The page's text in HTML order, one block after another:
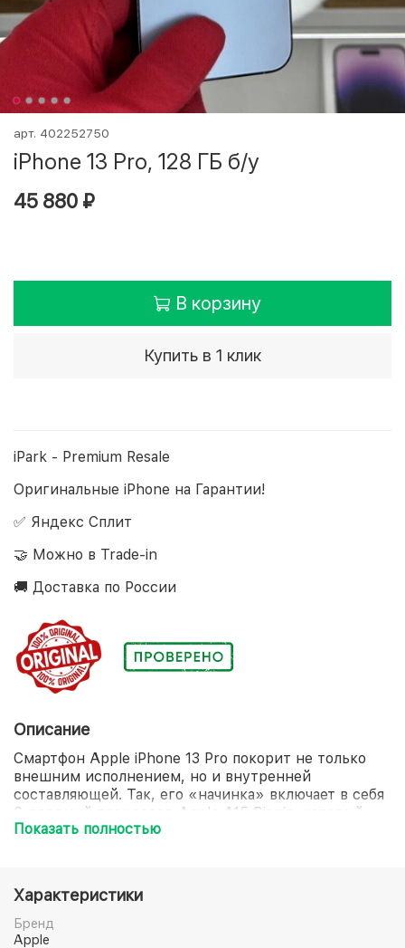
арт. 402252750
iPhone 13 Pro, 128 ГБ б/у
45 880 ₽
В корзину
Купить в 1 клик
iPark - Premium Resale
Оригинальные iPhone на Гарантии!
✅ Яндекс Сплит
🤝 Можно в Trade-in
🚚 Доставка по России
Описание
Смартфон Apple iPhone 13 Pro покорит не только
внешним исполнением, но и внутренней
составляющей. Так, его «начинка» включает в себя
6-ядерный процессор Apple A15 Bionic, который
стоит на страже молниеносной загрузки любого
качество графики, но и устойчивость к
преждевременному образованию повреждений.
Отдельного внимания достойна и система защиты
смартфона Apple iPhone 13 Pro, представленная
Показать полностью
Характеристики
Бренд
Apple